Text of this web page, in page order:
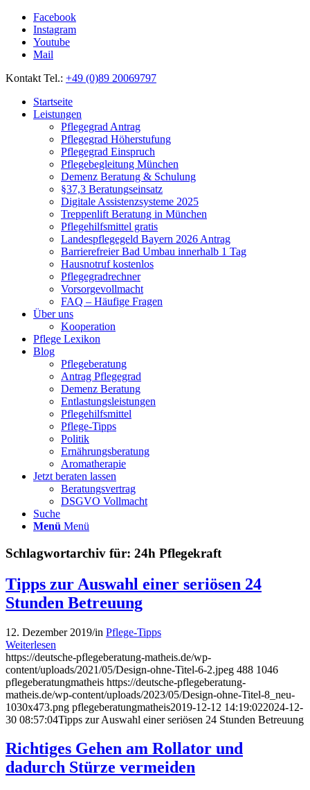
Facebook
Instagram
Youtube
Mail
Kontakt Tel.: +49 (0)89 20069797
Startseite
Leistungen
Pflegegrad Antrag
Pflegegrad Höherstufung
Pflegegrad Einspruch
Pflegebegleitung München
Demenz Beratung & Schulung
§37,3 Beratungseinsatz
Digitale Assistenzsysteme 2025
Treppenlift Beratung in München
Pflegehilfsmittel gratis
Landespflegegeld Bayern 2026 Antrag
Barrierefreier Bad Umbau innerhalb 1 Tag
Hausnotruf kostenlos
Pflegegradrechner
Vorsorgevollmacht
FAQ – Häufige Fragen
Über uns
Kooperation
Pflege Lexikon
Blog
Pflegeberatung
Antrag Pflegegrad
Demenz Beratung
Entlastungsleistungen
Pflegehilfsmittel
Pflege-Tipps
Politik
Ernährungsberatung
Aromatherapie
Jetzt beraten lassen
Beratungsvertrag
DSGVO Vollmacht
Suche
Menü Menü
Schlagwortarchiv für: 24h Pflegekraft
Tipps zur Auswahl einer seriösen 24
Stunden Betreuung
12. Dezember 2019/in Pflege-Tipps
Weiterlesen
https://deutsche-pflegeberatung-matheis.de/wp-
content/uploads/2021/05/Design-ohne-Titel-6-2.jpeg 488 1046
pflegeberatungmatheis https://deutsche-pflegeberatung-
matheis.de/wp-content/uploads/2023/05/Design-ohne-Titel-8_neu-
1030x473.png pflegeberatungmatheis2019-12-12 14:19:022024-12-
30 08:57:04Tipps zur Auswahl einer seriösen 24 Stunden Betreuung
Richtiges Gehen am Rollator und
dadurch Stürze vermeiden